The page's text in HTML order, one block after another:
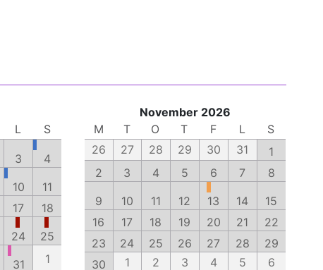
L
S
3
4
10
11
17
18
24
25
31 1
November 2026
M
T O T F L
S
26
27 28 29 30 31
1
2
3 4 5 6 7
8
9
10 11 12 13 14
15
16
17 18 19 20 21
22
23
24 25 26 27 28
29
30
1 2 3 4 5 6